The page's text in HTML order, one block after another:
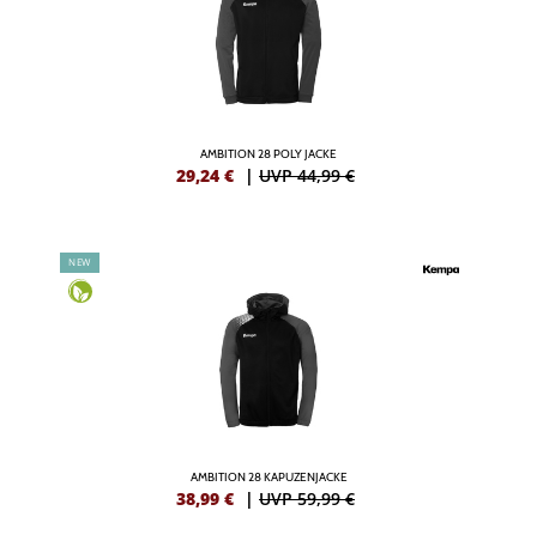
AMBITION 28 POLY JACKE
29,24 € | UVP 44,99 €
NEW
AMBITION 28 KAPUZENJACKE
38,99 € | UVP 59,99 €